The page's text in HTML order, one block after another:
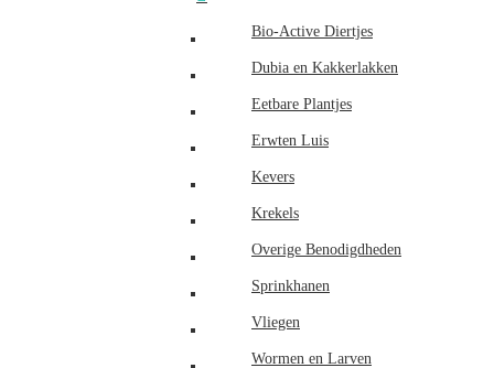
Bio-Active Diertjes
Dubia en Kakkerlakken
Eetbare Plantjes
Erwten Luis
Kevers
Krekels
Overige Benodigdheden
Sprinkhanen
Vliegen
Wormen en Larven